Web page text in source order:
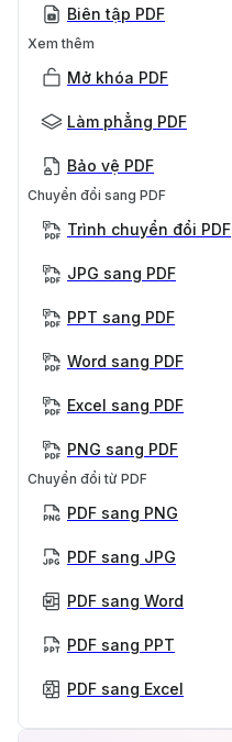
Biên tập PDF
Xem thêm
Mở khóa PDF
Làm phẳng PDF
Bảo vệ PDF
Chuyển đổi sang PDF
Trình chuyển đổi PDF
JPG sang PDF
PPT sang PDF
Word sang PDF
Excel sang PDF
PNG sang PDF
Chuyển đổi từ PDF
PDF sang PNG
PDF sang JPG
PDF sang Word
PDF sang PPT
PDF sang Excel